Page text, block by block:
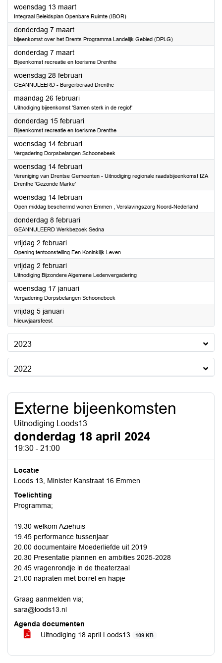
woensdag 13 maart2024
Integraal Beleidsplan Openbare Ruimte (IBOR)
donderdag 7 maart2024
bijeenkomst over het Drents Programma Landelijk Gebied (DPLG)
donderdag 7 maart2024
Bijeenkomst recreatie en toerisme Drenthe
woensdag 28 februari2024
GEANNULEERD - Burgerberaad Drenthe
maandag 26 februari2024
Uitnodiging bijeenkomst 'Samen sterk in de regio!'
donderdag 15 februari2024
Bijeenkomst recreatie en toerisme Drenthe
woensdag 14 februari2024
Vergadering Dorpsbelangen Schoonebeek
woensdag 14 februari2024
Vereniging van Drentse Gemeenten - Uitnodiging regionale raadsbijeenkomst IZA
Drenthe 'Gezonde Marke'
woensdag 14 februari2024
Open middag beschermd wonen Emmen , Verslavingszorg Noord-Nederland
donderdag 8 februari2024
GEANNULEERD Werkbezoek Sedna
vrijdag 2 februari2024
Opening tentoonstelling Een Koninklijk Leven
vrijdag 2 februari2024
Uitnodiging Bijzondere Algemene Ledenvergadering
woensdag 17 januari2024
Vergadering Dorpsbelangen Schoonebeek
vrijdag 5 januari2024
Nieuwjaarsfeest
2023
2022
Externe bijeenkomsten
Uitnodiging Loods13
donderdag 18 april 2024
19:30 - 21:00
Locatie
Loods 13, Minister Kanstraat 16 Emmen
Toelichting
Programma;
19.30 welkom Aziëhuis
19.45 performance tussenjaar
20.00 documentaire Moederliefde uit 2019
20.30 Presentatie plannen en ambities 2025-2028
20.45 vragenrondje in de theaterzaal
21.00 napraten met borrel en hapje
Graag aanmelden via;
sara@loods13.nl
Agenda documenten
Uitnodiging 18 april Loods13
109 KB